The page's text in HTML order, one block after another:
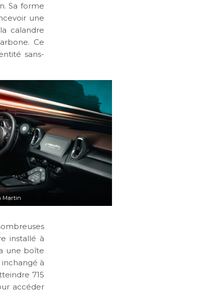
Sa forme
une
calandre
Ce
sans-
Martin
installé à
une boîte
à
715
accéder